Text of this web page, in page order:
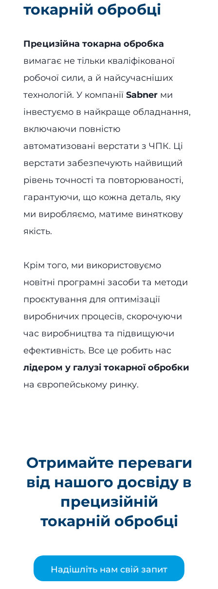
токарній обробці
Прецизійна токарна обробка
вимагає не тільки кваліфікованої
робочої сили, а й найсучасніших
технологій. У компанії Sabner ми
інвестуємо в найкраще обладнання,
включаючи повністю
автоматизовані верстати з ЧПК. Ці
верстати забезпечують найвищий
рівень точності та повторюваності,
гарантуючи, що кожна деталь, яку
ми виробляємо, матиме виняткову
якість.
Крім того, ми використовуємо
новітні програмні засоби та методи
проєктування для оптимізації
виробничих процесів, скорочуючи
час виробництва та підвищуючи
ефективність. Все це робить нас
лідером у галузі токарної обробки
на європейському ринку.
Отримайте переваги
від нашого досвіду в
прецизійній
токарній обробці
Надішліть нам свій запит